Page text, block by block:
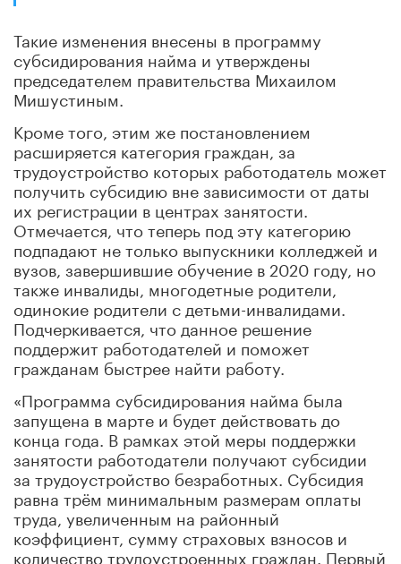
Такие изменения внесены в программу
субсидирования найма и утверждены
председателем правительства Михаилом
Мишустиным.
Кроме того, этим же постановлением
расширяется категория граждан, за
трудоустройство которых работодатель может
получить субсидию вне зависимости от даты
их регистрации в центрах занятости.
Отмечается, что теперь под эту категорию
подпадают не только выпускники колледжей и
вузов, завершившие обучение в 2020 году, но
также инвалиды, многодетные родители,
одинокие родители с детьми-инвалидами.
Подчеркивается, что данное решение
поддержит работодателей и поможет
гражданам быстрее найти работу.
«Программа субсидирования найма была
запущена в марте и будет действовать до
конца года. В рамках этой меры поддержки
занятости работодатели получают субсидии
за трудоустройство безработных. Субсидия
равна трём минимальным размерам оплаты
труда, увеличенным на районный
коэффициент, сумму страховых взносов и
количество трудоустроенных граждан. Первый